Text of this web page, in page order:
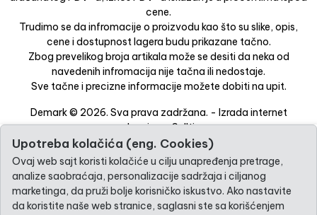
cene.
Trudimo se da infromacije o proizvodu kao što su slike, opis,
cene i dostupnost lagera budu prikazane tačno.
Zbog prevelikog broja artikala može se desiti da neka od
navedenih infromacija nije tačna ili nedostaje.
Sve tačne i precizne informacije možete dobiti na upit.
Demark © 2026. Sva prava zadržana. - Izrada internet
prodavnice-Selltico.
Upotreba kolačića (eng. Cookies)
Ovaj web sajt koristi kolačiće u cilju unapređenja pretrage,
analize saobraćaja, personalizacije sadržaja i ciljanog
marketinga, da pruži bolje korisničko iskustvo. Ako nastavite
da koristite naše web stranice, saglasni ste sa korišćenjem